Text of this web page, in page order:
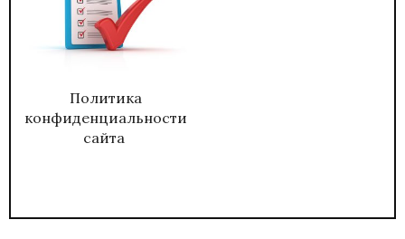
Политика
конфиденциальности
сайта